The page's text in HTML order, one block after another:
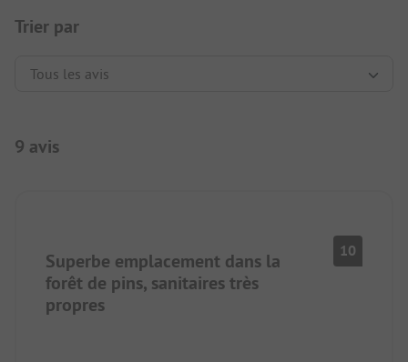
Trier par
9 avis
Superbe emplacement dans la
forêt de pins, sanitaires très
propres
10